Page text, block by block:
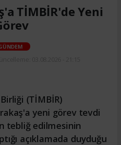
TİMBİR'de Yeni
(TİMBİR)
yeni görev tevdi
tebliğ edilmesinin
açıklamada duyduğu